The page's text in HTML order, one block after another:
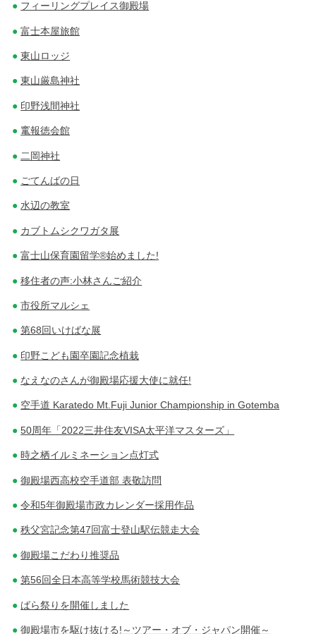
フィーリングプレイス御殿場
富士本屋旅館
東山ロッジ
東山厳島神社
印野浅間神社
竃報徳会館
二岡神社
ごてんばの日
水辺の教室
カブトムシクワガタ展
富士山保育園留学®始めました!
移住者の声:小林さんご紹介
市役所マルシェ
第68回いけばな展
印野こども園卒園記念植栽
なえなのさんが御殿場応援大使に就任!
空手道 Karatedo Mt.Fuji Junior Championship in Gotemba
50周年「2022三井住友VISA太平洋マスターズ」
時之栖イルミネーション点灯式
御殿場西高校空手道部 表敬訪問
令和5年御殿場市政カレンダー採用作品
秩父宮記念第47回富士登山駅伝競走大会
御殿場こだわり推奨品
第56回全日本高等学校馬術競技大会
ばら祭りを開催しました
御殿場市を駆け抜ける!～ツアー・オブ・ジャパン開催～